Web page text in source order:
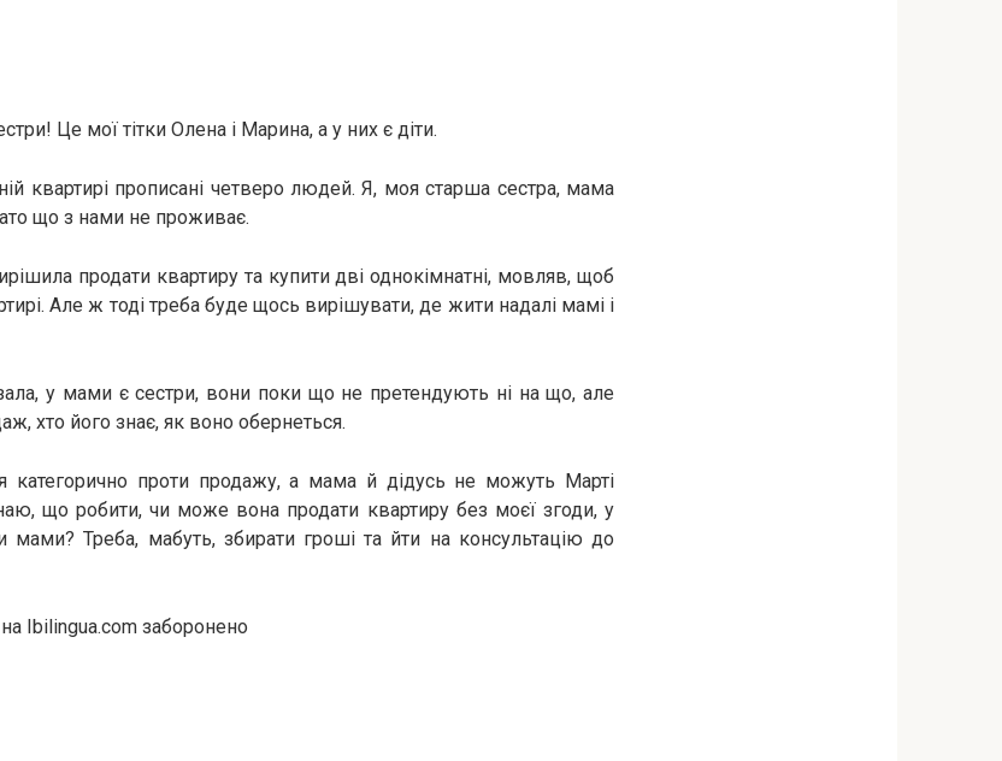
Це мої тітки Олена і Марина, а у них є діти.
квартирі прописані четверо людей. Я, моя старша сестра, мама
що з нами не проживає.
продати квартиру та купити дві однокімнатні, мовляв, щоб
Але ж тоді треба буде щось вирішувати, де жити надалі мамі і
у мами є сестри, вони поки що не претендують ні на що, але
хто його знає, як воно обернеться.
проти продажу, а мама й дідусь не можуть Марті
що робити, чи може вона продати квартиру без моєї згоди, у
мами? Треба, мабуть, збирати гроші та йти на консультацію до
Ibilingua.com заборонено